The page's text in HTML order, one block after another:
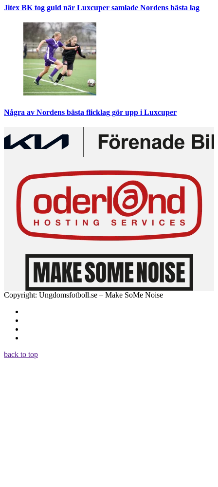
Jitex BK tog guld när Luxcuper samlade Nordens bästa lag
Några av Nordens bästa flicklag gör upp i Luxcuper
Copyright: Ungdomsfotboll.se – Make SoMe Noise
back to top